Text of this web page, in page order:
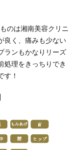
のは湘南美容クリニ
良く、痛みも少ない
ランもかなりリーズ
処理をきっちりでき
す！